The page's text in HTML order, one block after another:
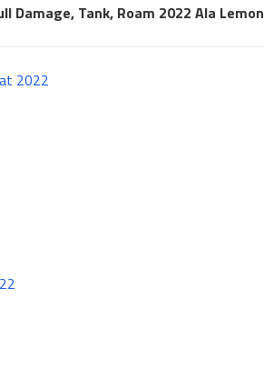
Damage, Tank, Roam 2022 Ala Lemon
2022